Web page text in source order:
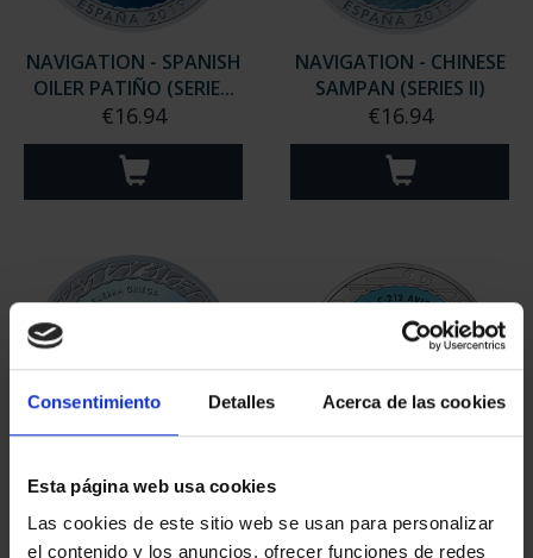
Consentimiento Detalles Acerca de las cookies
Esta página web usa cookies
Las cookies de este sitio web se usan para personalizar
el contenido y los anuncios, ofrecer funciones de redes
NAVIGATION - SPANISH
OILER PATIÑO (SERIE...
€16.94
NAVIGATION - CHINESE
SAMPAN (SERIES II)
€16.94
NAVIGATION - GREEK
TRIREME (SERIES II)
€16.94
AVIOCAR
€16.94